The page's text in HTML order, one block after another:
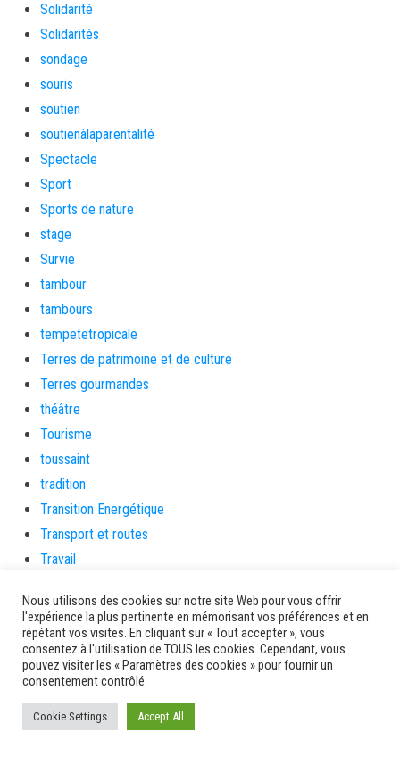
Solidarité
Solidarités
sondage
souris
soutien
soutienàlaparentalité
Spectacle
Sport
Sports de nature
stage
Survie
tambour
tambours
tempetetropicale
Terres de patrimoine et de culture
Terres gourmandes
théâtre
Tourisme
toussaint
tradition
Transition Energétique
Transport et routes
Travail
Travaux THD
travaux utiles
TSUNAMI
TZCLD
uncategorized
Venir en Martinique
Nous utilisons des cookies sur notre site Web pour vous offrir
l'expérience la plus pertinente en mémorisant vos préférences et en
répétant vos visites. En cliquant sur « Tout accepter », vous
consentez à l'utilisation de TOUS les cookies. Cependant, vous
pouvez visiter les « Paramètres des cookies » pour fournir un
consentement contrôlé.
Cookie Settings Accept All